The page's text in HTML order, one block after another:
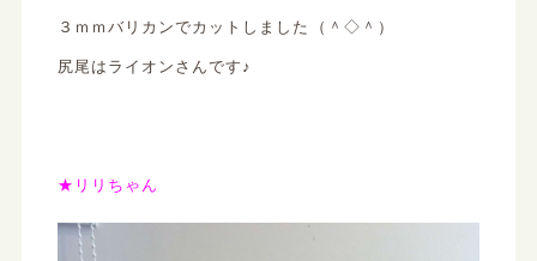
３ｍｍバリカンでカットしました（＾◇＾）
尻尾はライオンさんです♪
★リリちゃん